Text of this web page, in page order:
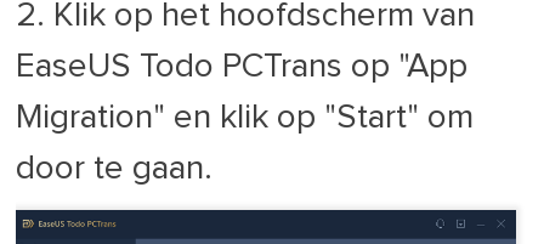
2. Klik op het hoofdscherm van
EaseUS Todo PCTrans op "App
Migration" en klik op "Start" om
door te gaan.